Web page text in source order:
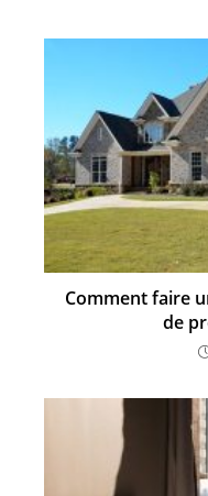
Comment faire
de